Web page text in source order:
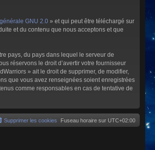
GNU 2.0 » et qui peut être téléchargé sur
et du contenu que nous acceptons et que
pays, du pays dans lequel le serveur de
réservons le droit d’avertir votre fournisseur
» ait le droit de supprimer, de modifier,
que vous avez renseignées soient enregistrées
comme responsables en cas de tentative de
Fuseau horaire sur UTC+02:00
Supprimer les cookies